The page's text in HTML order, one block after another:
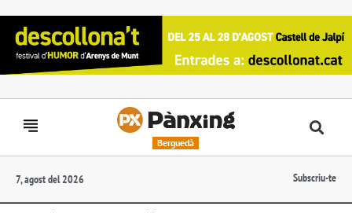
Berguedà
7, agost del 2026 Subscriu-te